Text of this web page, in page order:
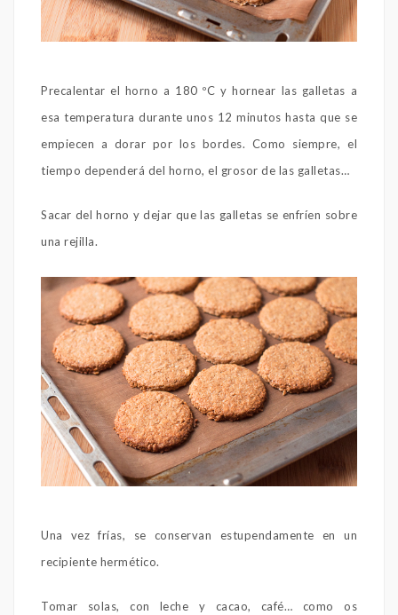
Precalentar el horno a 180 ºC y hornear las galletas a
esa temperatura durante unos 12 minutos hasta que se
empiecen a dorar por los bordes. Como siempre, el
tiempo dependerá del horno, el grosor de las galletas…
Sacar del horno y dejar que las galletas se enfríen sobre
una rejilla.
Una vez frías, se conservan estupendamente en un
recipiente hermético.
Tomar solas, con leche y cacao, café… como os